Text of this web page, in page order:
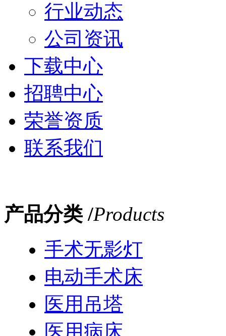
行业动态
公司资讯
下载中心
招聘中心
荣誉资质
联系我们
产品分类 /Products
手术无影灯
电动手术床
医用吊塔
医用病床